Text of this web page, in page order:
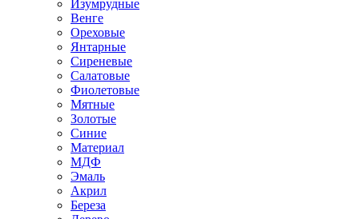
Изумрудные
Венге
Ореховые
Янтарные
Сиреневые
Салатовые
Фиолетовые
Мятные
Золотые
Синие
Материал
МДФ
Эмаль
Акрил
Береза